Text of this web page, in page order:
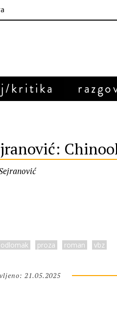
kritika
odlomak proza roman vbz
21.05.2025